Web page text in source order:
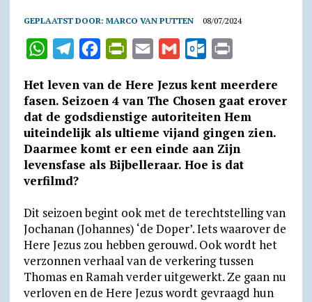
GEPLAATST DOOR: MARCO VAN PUTTEN 08/07/2024
W
a
t
s
A
p
T
l
e
g
r
a
c
e
b
o
o
i
n
t
F
r
e
n
d
l
a
i
l
a
i
l
t
l
o
o
k
c
o
m
i
n
t
Het leven van de Here Jezus kent meerdere
fasen. Seizoen 4 van The Chosen gaat erover
dat de godsdienstige autoriteiten Hem
uiteindelijk als ultieme vijand gingen zien.
Daarmee komt er een einde aan Zijn
levensfase als Bijbelleraar. Hoe is dat
verfilmd?
Dit seizoen begint ook met de terechtstelling van
Jochanan (Johannes) ‘de Doper’. Iets waarover de
Here Jezus zou hebben gerouwd. Ook wordt het
verzonnen verhaal van de verkering tussen
Thomas en Ramah verder uitgewerkt. Ze gaan nu
verloven en de Here Jezus wordt gevraagd hun